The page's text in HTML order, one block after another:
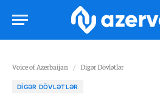
Voice of Azerbaijan / Digər Dövlətlər
DIGƏR DÖVLƏTLƏR